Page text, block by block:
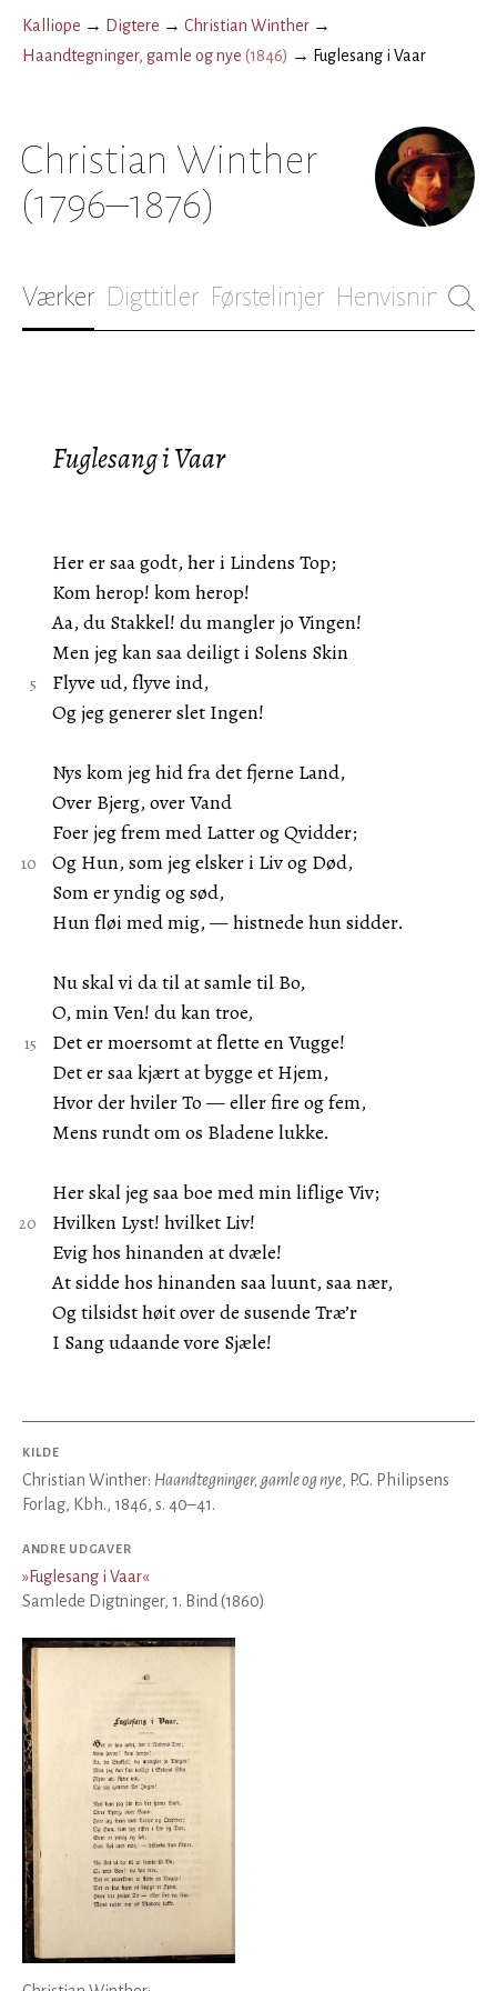
Kalliope → Digtere → Christian Winther →
Haandtegninger, gamle og nye (1846) → Fuglesang i Vaar
Christian Winther
(1796–1876)
Værker Digttitler Førstelinjer Henvisninger
Fuglesang i Vaar
Her er saa godt, her i Lindens Top;
Kom herop! kom herop!
Aa, du Stakkel! du mangler jo Vingen!
Men jeg kan saa deiligt i Solens Skin
Flyve ud, flyve ind,
Og jeg generer slet Ingen!
Nys kom jeg hid fra det fjerne Land,
Over Bjerg, over Vand
Foer jeg frem med Latter og Qvidder;
Og Hun, som jeg elsker i Liv og Død,
Som er yndig og sød,
Hun fløi med mig, — histnede hun sidder.
Nu skal vi da til at samle til Bo,
O, min Ven! du kan troe,
Det er moersomt at flette en Vugge!
Det er saa kjært at bygge et Hjem,
Hvor der hviler To — eller fire og fem,
Mens rundt om os Bladene lukke.
Her skal jeg saa boe med min liflige Viv;
Hvilken Lyst! hvilket Liv!
Evig hos hinanden at dvæle!
At sidde hos hinanden saa luunt, saa nær,
Og tilsidst høit over de susende Træ’r
I Sang udaande vore Sjæle!
KILDE
Christian Winther: Haandtegninger, gamle og nye, P.G. Philipsens
Forlag, Kbh., 1846, s. 40–41.
ANDRE UDGAVER
»Fuglesang i Vaar«
Samlede Digtninger, 1. Bind (1860)